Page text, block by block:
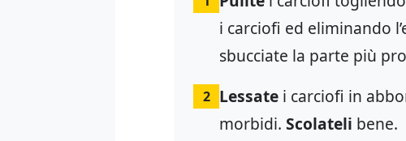
i carciofi ed eliminando
sbucciate la parte più
2 Lessate i carciofi in
morbidi. Scolateli bene.